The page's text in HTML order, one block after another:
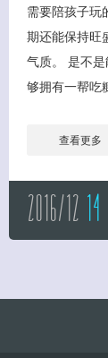
需要陪孩子玩
期还能保持旺
气质。 是不
够拥有一帮吃
查看更多
2016/12 14